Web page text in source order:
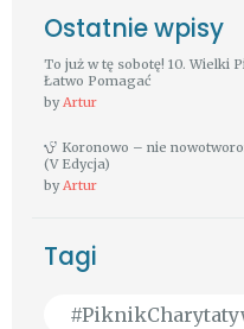
Ostatnie wpisy
To już w tę sobotę! 10. Wielki
Łatwo Pomagać
byArtur
Koronowo – nie
(V Edycja)
by Artur
Tagi